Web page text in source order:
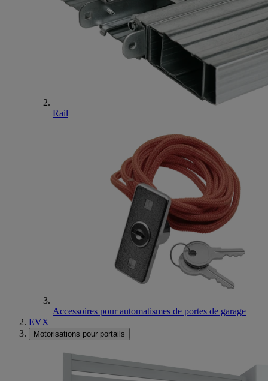
Rail
Accessoires pour automatismes de portes de garage
EVX
Motorisations pour portails